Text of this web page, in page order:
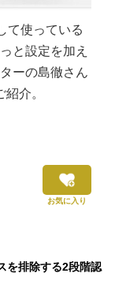
て使っている
と設定を加え
ーの島徹さん
介。
お気に入り
を排除する2段階認